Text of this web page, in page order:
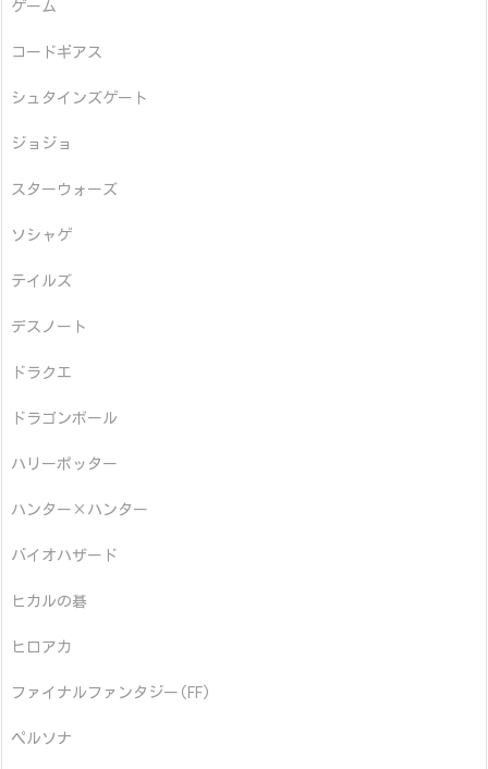
ゲーム
コードギアス
シュタインズゲート
ジョジョ
スターウォーズ
ソシャゲ
テイルズ
デスノート
ドラクエ
ドラゴンボール
ハリーポッター
ハンター×ハンター
バイオハザード
ヒカルの碁
ヒロアカ
ファイナルファンタジー(FF)
ペルソナ